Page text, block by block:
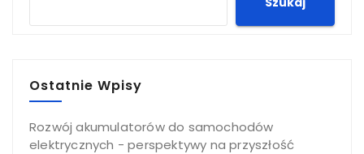
Ostatnie Wpisy
Rozwój akumulatorów do samochodów
elektrycznych - perspektywy na przyszłość